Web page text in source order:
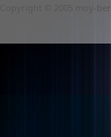
Copyright © 2005 moy-